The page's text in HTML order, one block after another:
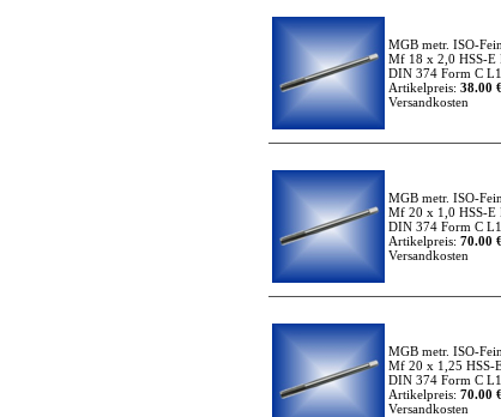
MGB metr. ISO-
Mf 18 x 2,0 HSS-E
DIN 374 Form C
Artikelpreis: 38.00
Versandkosten
MGB metr. ISO-
Mf 20 x 1,0 HSS-E
DIN 374 Form C
Artikelpreis: 70.00
Versandkosten
MGB metr. ISO-
Mf 20 x 1,25 HSS-
DIN 374 Form C
Artikelpreis: 70.00
Versandkosten